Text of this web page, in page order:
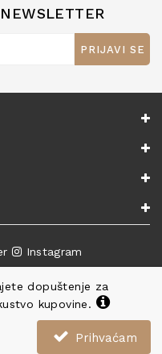
dopuštenje za
kupovine.
Prihvaćam
PRIJAVI SE
Instagram